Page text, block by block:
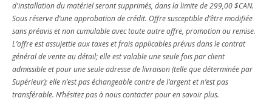
d'installation du matériel seront supprimés, dans la limite de 299,00 $CAN.
Sous réserve d’une approbation de crédit. Offre susceptible d’être modifiée
sans préavis et non cumulable avec toute autre offre, promotion ou remise.
L’offre est assujettie aux taxes et frais applicables prévus dans le contrat
général de vente au détail; elle est valable une seule fois par client
admissible et pour une seule adresse de livraison (telle que déterminée par
Supérieur); elle n’est pas échangeable contre de l’argent et n’est pas
transférable. N’hésitez pas à nous contacter pour en savoir plus.